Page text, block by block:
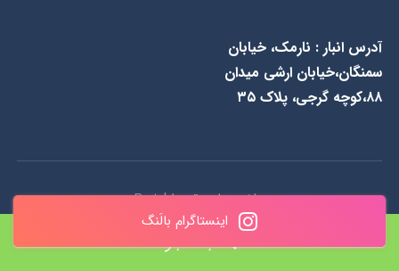
جستجو
اینستاگرام بالَنگ
آدرس انبار : نارمک، خیابان
سمنگان،خیابان ارشی میدان
۸۸،کوچه گرجی، پلاک ۳۵
ساخت سایت توسطPortal
خانه